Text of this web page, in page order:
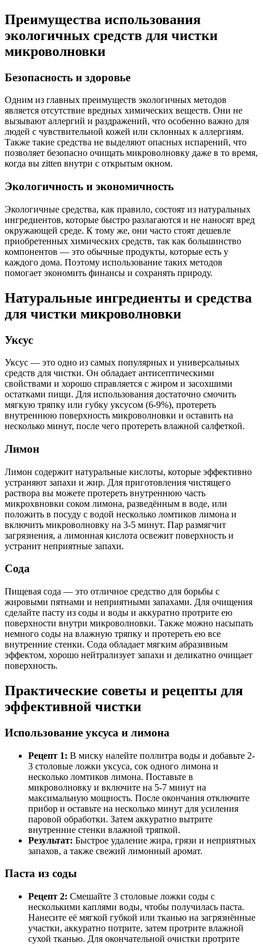
Преимущества использования
экологичных средств для чистки
микроволновки
Безопасность и здоровье
Одним из главных преимуществ экологичных методов
является отсутствие вредных химических веществ. Они не
вызывают аллергий и раздражений, что особенно важно для
людей с чувствительной кожей или склонных к аллергиям.
Также такие средства не выделяют опасных испарений, что
позволяет безопасно очищать микроволновку даже в то время,
когда вы zitten внутри с открытым окном.
Экологичность и экономичность
Экологичные средства, как правило, состоят из натуральных
ингредиентов, которые быстро разлагаются и не наносят вред
окружающей среде. К тому же, они часто стоят дешевле
приобретенных химических средств, так как большинство
компонентов — это обычные продукты, которые есть у
каждого дома. Поэтому использование таких методов
помогает экономить финансы и сохранять природу.
Натуральные ингредиенты и средства
для чистки микроволновки
Уксус
Уксус — это одно из самых популярных и универсальных
средств для чистки. Он обладает антисептическими
свойствами и хорошо справляется с жиром и засохшими
остатками пищи. Для использования достаточно смочить
мягкую тряпку или губку уксусом (6-9%), протереть
внутреннюю поверхность микроволновки и оставить на
несколько минут, после чего протереть влажной салфеткой.
Лимон
Лимон содержит натуральные кислоты, которые эффективно
устраняют запахи и жир. Для приготовления чистящего
раствора вы можете протереть внутреннюю часть
микрохвновки соком лимона, разведённым в воде, или
положить в посуду с водой несколько ломтиков лимона и
включить микроволновку на 3-5 минут. Пар размягчит
загрязнения, а лимонная кислота освежит поверхность и
устранит неприятные запахи.
Сода
Пищевая сода — это отличное средство для борьбы с
жировыми пятнами и неприятными запахами. Для очищения
сделайте пасту из соды и воды и аккуратно протрите ею
поверхности внутри микроволновки. Также можно насыпать
немного соды на влажную тряпку и протереть ею все
внутренние стенки. Сода обладает мягким абразивным
эффектом, хорошо нейтрализует запахи и деликатно очищает
поверхность.
Практические советы и рецепты для
эффективной чистки
Использование уксуса и лимона
Рецепт 1: В миску налейте поллитра воды и добавьте 2-
3 столовые ложки уксуса, сок одного лимона и
несколько ломтиков лимона. Поставьте в
микроволновку и включите на 5-7 минут на
максимальную мощность. После окончания отключите
прибор и оставьте на несколько минут для усиления
паровой обработки. Затем аккуратно вытрите
внутренние стенки влажной тряпкой.
Результат: Быстрое удаление жира, грязи и неприятных
запахов, а также свежий лимонный аромат.
Паста из соды
Рецепт 2: Смешайте 3 столовые ложки соды с
несколькими каплями воды, чтобы получилась паста.
Нанесите её мягкой губкой или тканью на загрязнённые
участки, аккуратно потрите, затем протрите влажной
сухой тканью. Для окончательной очистки протрите